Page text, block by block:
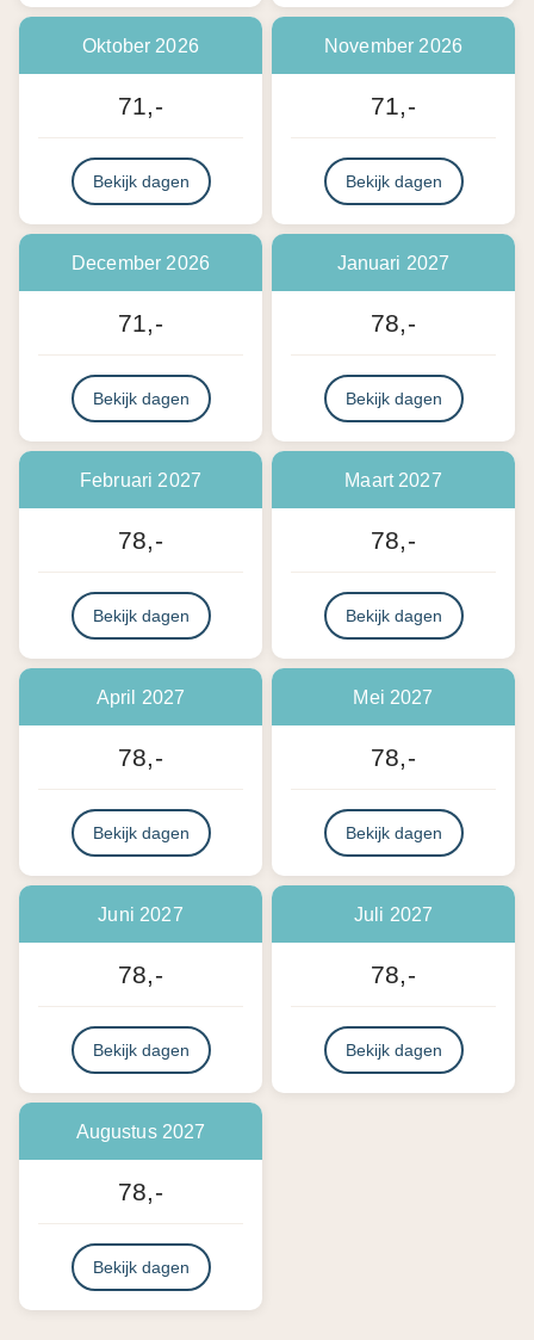
Oktober 2026
71,-
Bekijk dagen
November 2026
71,-
Bekijk dagen
December 2026
71,-
Bekijk dagen
Januari 2027
78,-
Bekijk dagen
Februari 2027
78,-
Bekijk dagen
Maart 2027
78,-
Bekijk dagen
April 2027
78,-
Bekijk dagen
Mei 2027
78,-
Bekijk dagen
Juni 2027
78,-
Bekijk dagen
Juli 2027
78,-
Bekijk dagen
Augustus 2027
78,-
Bekijk dagen